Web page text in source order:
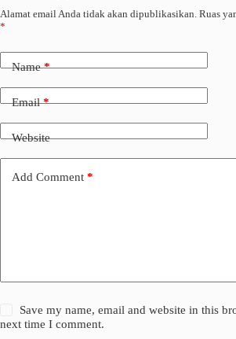
Alamat email Anda tidak akan dipublikasikan. Ruas
*
Name*
Email*
Website
Add Comment *
Save my name, email and website in this
next time I comment.